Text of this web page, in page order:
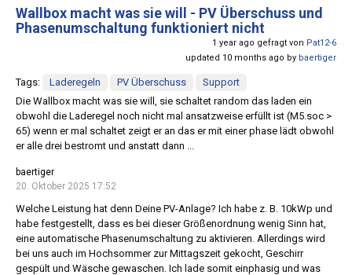
Wallbox macht was sie will - PV Überschuss und
Phasenumschaltung funktioniert nicht
1 year ago gefragt von Pat12-6
updated 10 months ago by baertiger
Tags: Laderegeln PV Überschuss
Support
Die Wallbox macht was sie will, sie schaltet random das laden ein
obwohl die Laderegel noch nicht mal ansatzweise erfüllt ist (M5.soc >
65) wenn er mal schaltet zeigt er an das er mit einer phase lädt obwohl
er alle drei bestromt und anstatt dann ...
baertiger
20. Oktober 2025 17:52
Welche Leistung hat denn Deine PV-Anlage? Ich habe z. B. 10kWp und
habe festgestellt, dass es bei dieser Größenordnung wenig Sinn hat,
eine automatische Phasenumschaltung zu aktivieren. Allerdings wird
bei uns auch im Hochsommer zur Mittagszeit gekocht, Geschirr
gespült und Wäsche gewaschen. Ich lade somit einphasig und was